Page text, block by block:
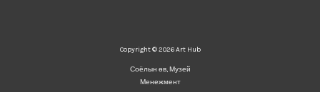
Copyright © 2026 Art Hub
Соёлын өв, Музей
Менежмент